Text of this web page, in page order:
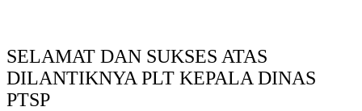
SELAMAT DAN SUKSES ATAS
DILANTIKNYA PLT KEPALA DINAS
PTSP